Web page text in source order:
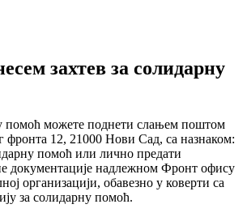
захтев за солидарну
помоћ можете поднети слањем поштом
фронта 12, 21000 Нови Сад, са назнаком:
помоћ или лично предати
документације надлежном Фронт офису
организацији, обавезно у коверти са
за солидарну помоћ.